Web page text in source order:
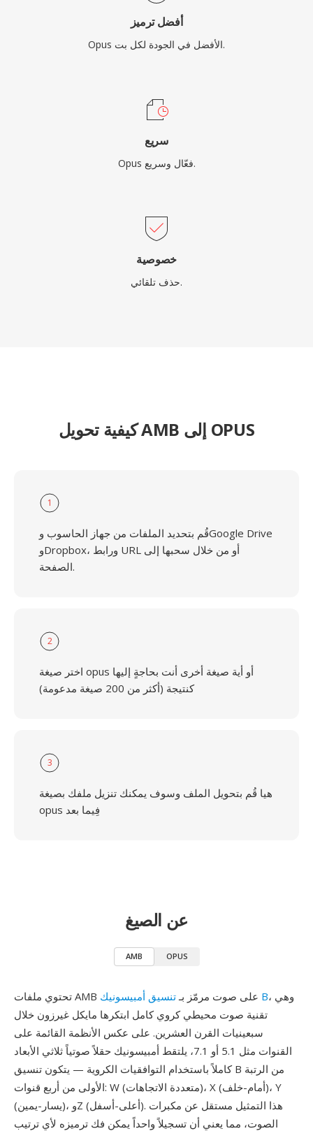
أفضل ترميز
Opus الأفضل في الجودة لكل بت.
سريع
Opus فعّال وسريع.
خصوصية
حذف تلقائي.
كيفية تحويل AMB إلى OPUS
1
قُم بتحديد الملفات من جهاز الحاسوب وGoogle Drive
وDropbox، ورابط URL أو من خلال سحبها إلى
الصفحة.
2
اختر صيغة opus أو أية صيغة أخرى أنت بحاجةٍ إليها
كنتيجة (أكثر من 200 صيغة مدعومة)
3
هيا قُم بتحويل الملف وسوف يمكنك تنزيل ملفك بصيغة
opus فِيما بعد
عن الصيغ
AMB OPUS
تحتوي ملفات AMB على صوت مرمّز بـ تنسيق أمبيسونيك B، وهي
تقنية صوت محيطي كروي كامل ابتكرها مايكل غيرزون خلال
سبعينيات القرن العشرين. على عكس الأنظمة القائمة على
القنوات مثل 5.1 أو 7.1، يلتقط أمبيسونيك حقلاً صوتياً ثلاثي الأبعاد
كاملاً باستخدام التوافقيات الكروية — يتكون تنسيق B من الرتبة
الأولى من أربع قنوات: W (متعددة الاتجاهات)، X (أمام-خلف)، Y
(يسار-يمين)، وZ (أعلى-أسفل). هذا التمثيل مستقل عن مكبرات
الصوت، مما يعني أن تسجيلاً واحداً يمكن فك ترميزه لأي ترتيب